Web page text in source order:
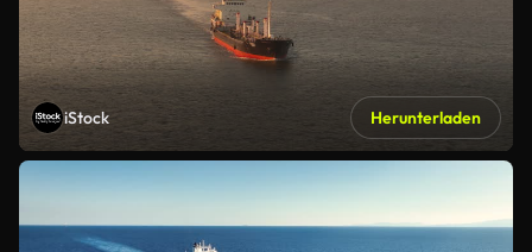
iStock Herunterladen